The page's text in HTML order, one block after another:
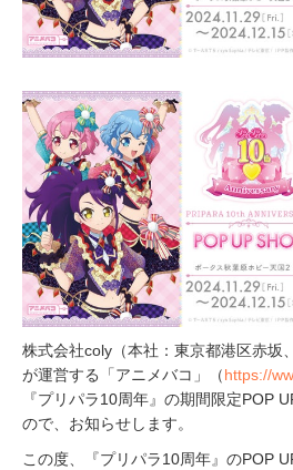
株式会社coly（本社：東京都港区赤坂
が運営する「アニメバコ」（https://
『プリパラ10周年』の期間限定POP
ので、お知らせします。
この度、『プリパラ10周年』のPOP